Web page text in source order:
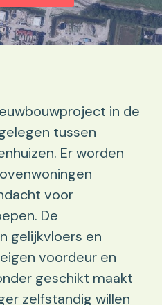
in de
tussen
Er worden
voor
De
gelijkvloers en
voordeur en
geschikt maakt
zelfstandig willen